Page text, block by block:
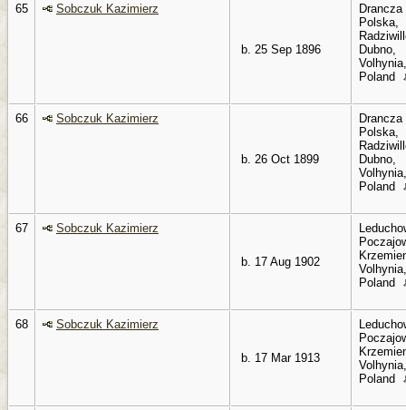
65 Sobczuk Kazimierz
b. 25 Sep 1896
Drancza
Polska,
Dubno,
Volhynia,
Poland
66 Sobczuk Kazimierz
b. 26 Oct 1899
Drancza
Polska,
Dubno,
Volhynia,
Poland
67 Sobczuk Kazimierz
b. 17 Aug 1902
Volhynia,
Poland
68 Sobczuk Kazimierz
b. 17 Mar 1913
Volhynia,
Poland